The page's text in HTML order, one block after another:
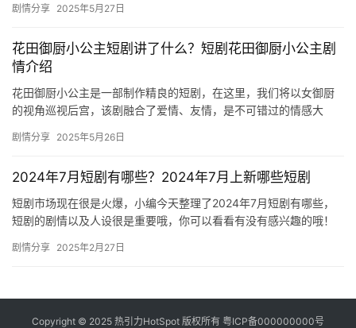
的朋友们…
剧情分享 2025年5月27日
花田御厨小公主短剧讲了什么？短剧花田御厨小公主剧
情介绍
花田御厨小公主是一部制作精良的短剧，在这里，我们将以女御厨
的视角巡视后宫，该剧融合了爱情、友情，是不可错过的情感大
吧！ 花…
剧情分享 2025年5月26日
2024年7月短剧有哪些？2024年7月上新哪些短剧
短剧市场现在很是火爆，小编今天整理了2024年7月短剧有哪些，
短剧的剧情以及人设很是重要哦，你可以看看有没有感兴趣的哦！
剧情分享 2025年2月27日
Copyright © 2025 热引力HotSpot 版权所有 粤ICP备000000000号